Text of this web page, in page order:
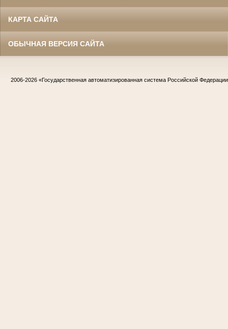
КАРТА САЙТА
ОБЫЧНАЯ ВЕРСИЯ САЙТА
2006-2026 «Государственная автоматизированная система Российской